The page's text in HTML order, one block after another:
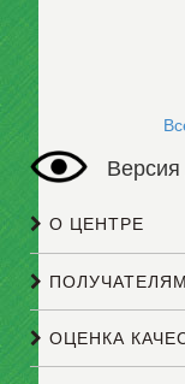
О ЦЕНТРЕ
ОЦЕНКА